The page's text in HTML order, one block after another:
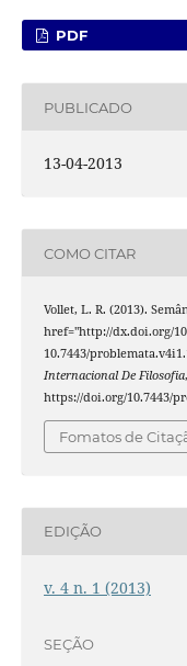
PDF
PUBLICADO
13-04-2013
COMO CITAR
Vollet, L. R. (2013).
href="http://dx.doi.org/
10.7443/
Internacional De Filosofia,
https://doi.org/10.7443/
Fomatos de
EDIÇÃO
v. 4 n. 1 (2013)
SEÇÃO